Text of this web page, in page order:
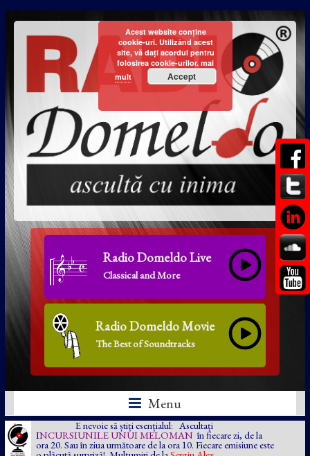
Radio Domeldo Live
Classical and More
Radio Domeldo Movie
The Best of Soundtracks
Menu
E nevoie să știți esențialul: Ascultați
INCURSIUNILE UNUI MELOMAN în fiecare zi, de la
ora 20. Sau în ziua următoare de la ora 10. Fiecare emisiune este
Acest website conține
cookie-uri. Utilizând acest
site, vă dați acordul pentru
folosirea cookie-urilor. mai
mult
Accept